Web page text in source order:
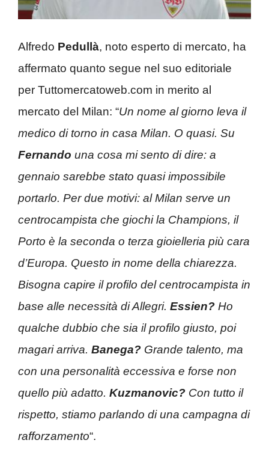
Alfredo Pedullà, noto esperto di mercato, ha
affermato quanto segue nel suo editoriale
per Tuttomercatoweb.com in merito al
mercato del Milan: “Un nome al giorno leva il
medico di torno in casa Milan. O quasi. Su
Fernando una cosa mi sento di dire: a
gennaio sarebbe stato quasi impossibile
portarlo. Per due motivi: al Milan serve un
centrocampista che giochi la Champions, il
Porto è la seconda o terza gioielleria più cara
d’Europa. Questo in nome della chiarezza.
Bisogna capire il profilo del centrocampista in
base alle necessità di Allegri. Essien? Ho
qualche dubbio che sia il profilo giusto, poi
magari arriva. Banega? Grande talento, ma
con una personalità eccessiva e forse non
quello più adatto. Kuzmanovic? Con tutto il
rispetto, stiamo parlando di una campagna di
rafforzamento“.